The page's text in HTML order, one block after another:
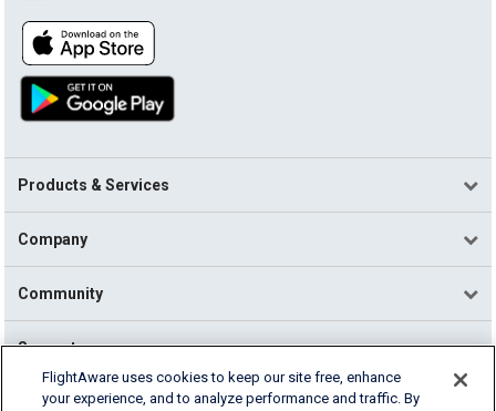
Products & Services
Company
Community
Support
English (USA)
FlightAware uses cookies to keep our site free, enhance
your experience, and to analyze performance and traffic. By